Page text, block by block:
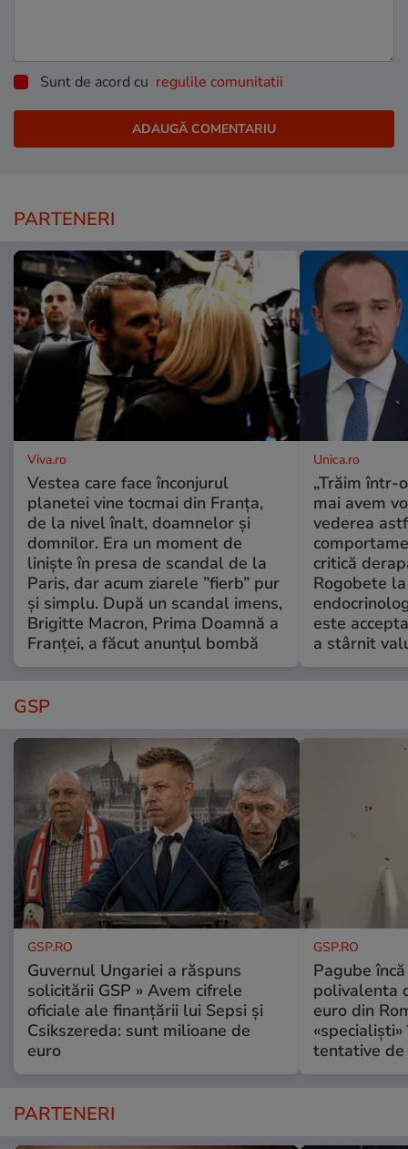
Sunt de acord cu regulile comunitatii
PARTENERI
Viva.ro
Vestea care face înconjurul
planetei vine tocmai din Franța,
de la nivel înalt, doamnelor și
domnilor. Era un moment de
liniște în presa de scandal de la
Paris, dar acum ziarele ”fierb” pur
și simplu. După un scandal imens,
Brigitte Macron, Prima Doamnă a
Franței, a făcut anunțul bombă
Unica.ro
„Trăim într-
mai avem
vederea
critică
Rogobete
este
a stârnit
GSP
GSP.RO
Guvernul Ungariei a răspuns
solicitării GSP » Avem cifrele
oficiale ale finanțării lui Sepsi și
Csikszereda: sunt milioane de
euro
GSP.RO
Pagube
polivalenta
euro din
tentative de
PARTENERI